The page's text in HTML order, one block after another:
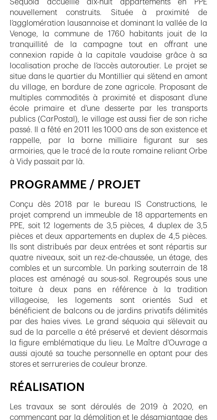
Séquoia accueille dix-huit appartements en PPE
nouvellement construits. Située à proximité de
l’agglomération lausannoise et dominant la vallée de la
Venoge, la commune de 1760 habitants jouit de la
tranquillité de la campagne tout en offrant une
connexion rapide à la capitale vaudoise grâce à sa
localisation proche de l’accès autoroutier. Le projet se
situe dans le quartier du Montillier qui s’étend en amont
du village, en bordure de zone agricole. Proposant de
multiples commodités à proximité et disposant d’une
école primaire et d’une desserte par les transports
publics (CarPostal), le village est aussi fier de son riche
passé. Il a fêté en 2011 les 1000 ans de son existence et
rappelle, par la borne milliaire figurant sur ses
armoiries, que le tracé de la route romaine reliant Orbe
à Vidy passait par là.
PROGRAMME / PROJET
Conçu dès 2018 par le bureau IS Constructions, le
projet comprend un immeuble de 18 appartements en
PPE, soit 12 logements de 3,5 pièces, 4 duplex de 3,5
pièces et deux appartements en duplex de 4,5 pièces.
Ils sont distribués par deux entrées et sont répartis sur
quatre niveaux, soit un rez-de-chaussée, un étage, des
combles et un surcomble. Un parking souterrain de 18
places est aménagé au sous-sol. Regroupés sous une
toiture à deux pans en référence à la tradition
villageoise, les logements sont orientés Sud et
bénéficient de balcons ou de jardins privatifs délimités
par des haies vives. Le grand séquoia qui s’élevait au
sud de la parcelle a été préservé et devient désormais
la figure emblématique du lieu. Le Maître d’Ouvrage a
aussi ajouté sa touche personnelle en optant pour des
stores et serrureries de couleur bronze.
RÉALISATION
Les travaux se sont déroulés de 2019 à 2020, en
commençant par la démolition et le désamiantage des